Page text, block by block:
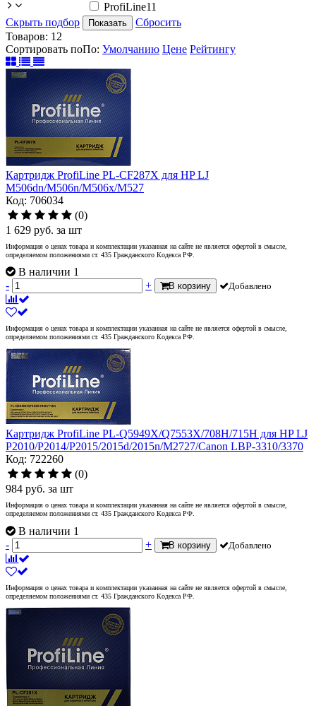
ProfiLine11
Скрыть подбор
Показать
Сбросить
Товаров: 12
Сортировать поПо: Умолчанию Цене Рейтингу
Картридж ProfiLine PL-CF287X для HP LJ
M506dn/M506n/M506x/M527
Код: 706034
(0)
1 629 руб. за шт
Информация о ценах товара и комплектации указанная на сайте не является офертой в смысле,
определяемом положениями ст. 435 Гражданского Кодекса РФ.
В наличии 1
-
+ В корзину Добавлено
Информация о ценах товара и комплектации указанная на сайте не является офертой в смысле,
определяемом положениями ст. 435 Гражданского Кодекса РФ.
Картридж ProfiLine PL-Q5949X/Q7553X/708H/715H для HP LJ
P2010/P2014/P2015/2015d/2015n/M2727/Canon LBP-3310/3370
Код: 722260
(0)
984 руб. за шт
Информация о ценах товара и комплектации указанная на сайте не является офертой в смысле,
определяемом положениями ст. 435 Гражданского Кодекса РФ.
В наличии 1
-
+ В корзину Добавлено
Информация о ценах товара и комплектации указанная на сайте не является офертой в смысле,
определяемом положениями ст. 435 Гражданского Кодекса РФ.